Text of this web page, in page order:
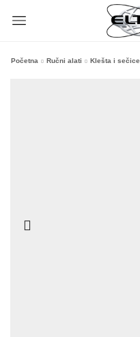
Početna Ručni alati Klešta i sečice